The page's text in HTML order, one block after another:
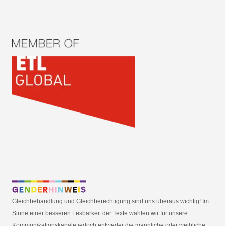
Gleichbehandlung und Gleichberechtigung sind uns überaus wichtig! Im
Sinne einer besseren Lesbarkeit der Texte wählen wir für unsere